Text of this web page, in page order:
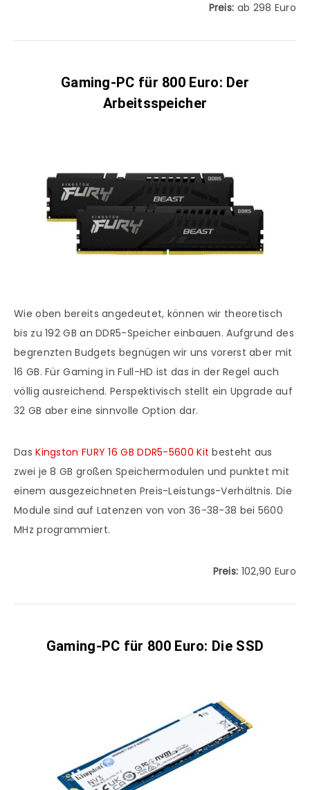
Preis: ab 298 Euro
Gaming-PC für 800 Euro: Der
Arbeitsspeicher
Wie oben bereits angedeutet, können wir theoretisch
bis zu 192 GB an DDR5-Speicher einbauen. Aufgrund des
begrenzten Budgets begnügen wir uns vorerst aber mit
16 GB. Für Gaming in Full-HD ist das in der Regel auch
völlig ausreichend. Perspektivisch stellt ein Upgrade auf
32 GB aber eine sinnvolle Option dar.
DasKingston FURY 16 GB DDR5-5600 Kit besteht aus
zwei je 8 GB großen Speichermodulen und punktet mit
einem ausgezeichneten Preis-Leistungs-Verhältnis. Die
Module sind auf Latenzen von von 36-38-38 bei 5600
MHz programmiert.
Preis: 102,90 Euro
Gaming-PC für 800 Euro: Die SSD